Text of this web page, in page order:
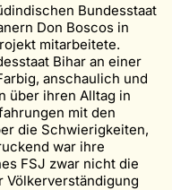
Bundesstaat
Don Boscos in
mitarbeitete.
Bihar an einer
anschaulich und
über ihren Alltag in
mit den
die Schwierigkeiten,
war ihre
FSJ zwar nicht die
Völkerverständigung